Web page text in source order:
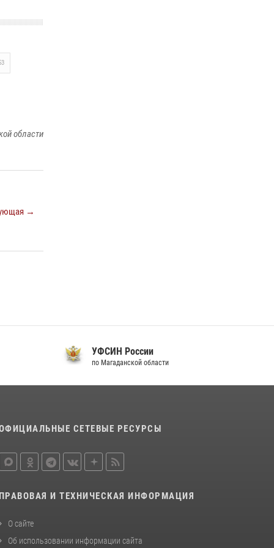
области
→
УФСИН России
по Магаданской области
СЕТЕВЫЕ РЕСУРСЫ
ПРАВОВАЯ И ТЕХНИЧЕСКАЯ ИНФОРМАЦИЯ
О сайте
Об использовании информации сайта